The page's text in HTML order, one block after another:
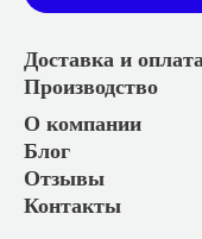
Доставка и
Производство
О компании
Блог
Отзывы
Контакты